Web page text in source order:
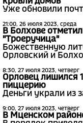
Уже обновили
21:00, 26 июля 2023, среда
В Болхове
"Троеручица"
Божественную
Орловский и
8:30, 27 июля 2023, четверг
Орловец лишился
пиццерию
Деньги украли из
9:00, 27 июля 2023, четверг
В Мценском